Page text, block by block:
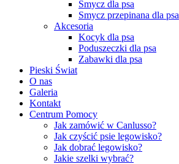
Smycz dla psa
Smycz przepinana dla psa
Akcesoria
Kocyk dla psa
Poduszeczki dla psa
Zabawki dla psa
Pieski Świat
O nas
Galeria
Kontakt
Centrum Pomocy
Jak zamówić w Canlusso?
Jak czyścić psie legowisko?
Jak dobrać legowisko?
Jakie szelki wybrać?